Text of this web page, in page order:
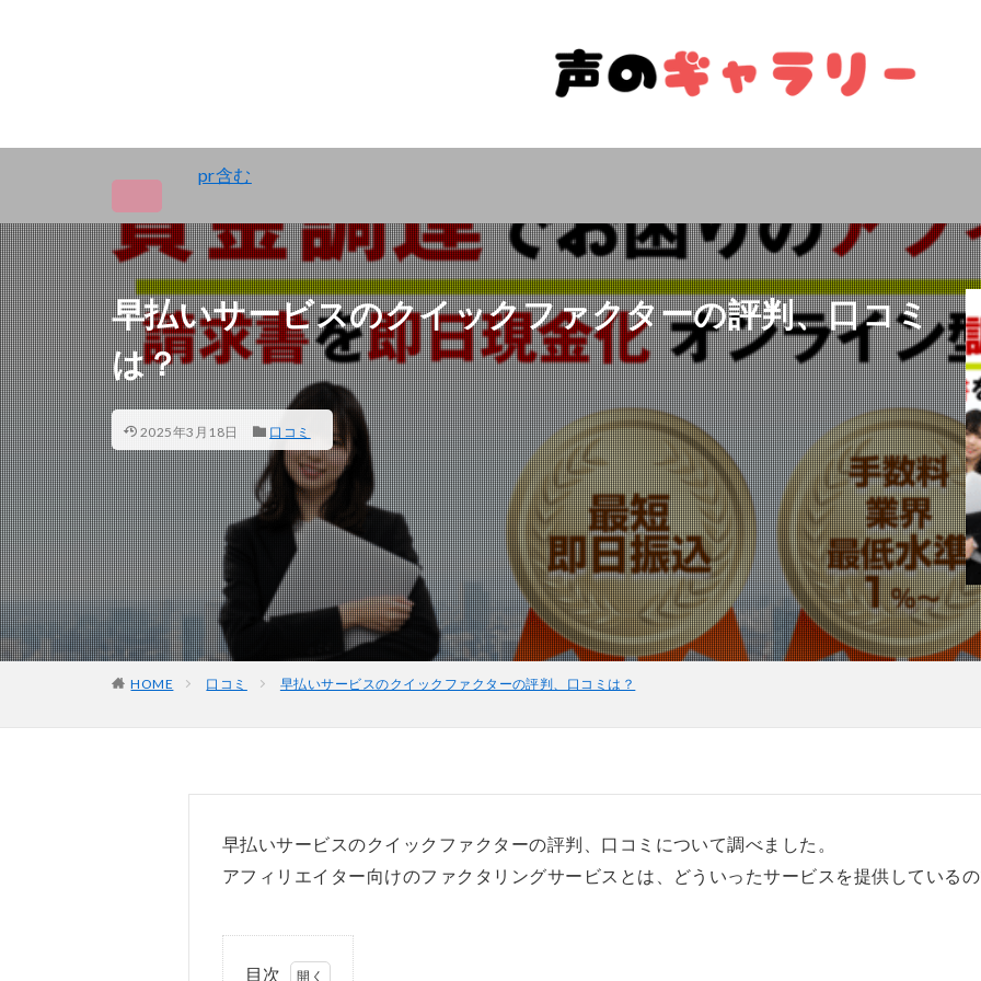
pr含む
早払いサービスのクイックファクターの評判、口コミ
は？
2025年3月18日 口コミ
HOME 口コミ 早払いサービスのクイックファクターの評判、口コミは？
早払いサービスのクイックファクターの評判、口コミについて調べました。
アフィリエイター向けのファクタリングサービスとは、どういったサービスを提供している
目次